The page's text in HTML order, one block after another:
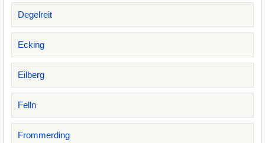
Degelreit
Ecking
Eilberg
Felln
Frommerding